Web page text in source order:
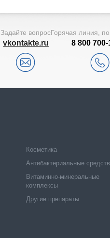
Задайте вопрос
vkontakte.ru
Горячая линия,
8 800 700-
Косметика
Антибактериальные
Витаминно-минеральные
комплексы
Другие препараты